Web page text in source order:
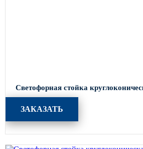
Антивандальные светильники и
питающие посты
ЗАКЛАДНЫЕ ДЕТАЛИ
Светофорная стойка
ЗАКАЗАТЬ